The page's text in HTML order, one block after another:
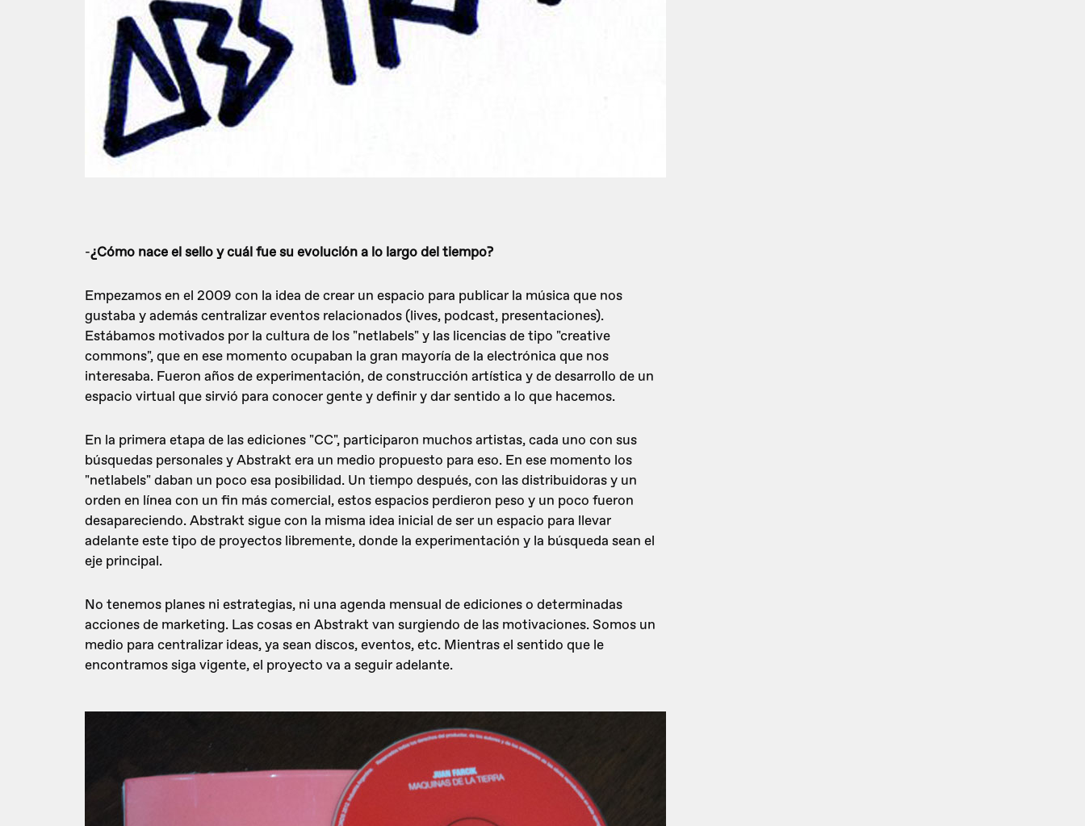
-¿Cómo nace el sello y cuál fue su evolución a lo largo del tiempo?
Empezamos en el 2009 con la idea de crear un espacio para publicar la música que nos
gustaba y además centralizar eventos relacionados (lives, podcast, presentaciones).
Estábamos motivados por la cultura de los "netlabels" y las licencias de tipo "creative
commons", que en ese momento ocupaban la gran mayoría de la electrónica que nos
interesaba. Fueron años de experimentación, de construcción artística y de desarrollo de un
espacio virtual que sirvió para conocer gente y definir y dar sentido a lo que hacemos.
En la primera etapa de las ediciones "CC", participaron muchos artistas, cada uno con sus
búsquedas personales y Abstrakt era un medio propuesto para eso. En ese momento los
"netlabels" daban un poco esa posibilidad. Un tiempo después, con las distribuidoras y un
orden en línea con un fin más comercial, estos espacios perdieron peso y un poco fueron
desapareciendo. Abstrakt sigue con la misma idea inicial de ser un espacio para llevar
adelante este tipo de proyectos libremente, donde la experimentación y la búsqueda sean el
eje principal.
No tenemos planes ni estrategias, ni una agenda mensual de ediciones o determinadas
acciones de marketing. Las cosas en Abstrakt van surgiendo de las motivaciones. Somos un
medio para centralizar ideas, ya sean discos, eventos, etc. Mientras el sentido que le
encontramos siga vigente, el proyecto va a seguir adelante.